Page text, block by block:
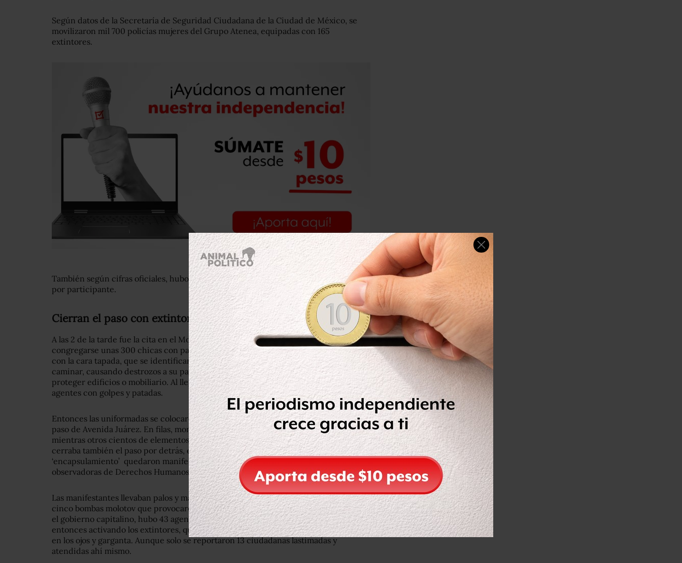
Según datos de la Secretaría de Seguridad Ciudadana de la Ciudad de México, se
movilizaron mil 700 policías mujeres del Grupo Atenea, equipadas con 165
extintores.
También según cifras oficiales, hubo 600 manifestantes, es decir, casi tres agentes
por participante.
Cierran el paso con extintores
A las 2 de la tarde fue la cita en el Monumento a la Revolución, donde llegaron a
congregarse unas 300 chicas con pañuelos verdes, la mayoría vestidas de negro y
con la cara tapada, que se identifican como Bloque Negro. A las 2:40 empezaron a
caminar, causando destrozos a su paso, ante los que policías formaron vallas para
proteger edificios o mobiliario. Al llegar al Caballito, ya habían sido agredidas dos
agentes con golpes y patadas.
Entonces las uniformadas se colocaron antes del cruce con Balderas para cerrar el
paso de Avenida Juárez. En filas, montaron sus escudos para no dejar ningún hueco,
mientras otros cientos de elementos cubrían ambos lados de la calle, y otro grupo
cerraba también el paso por detrás, en la calle de Humboldt. Dentro de ese
‘encapsulamiento’ quedaron manifestantes, encapuchadas, periodistas y
observadoras de Derechos Humanos que formaron escuetas vallas de paz.
Las manifestantes llevaban palos y martillos, tiraron algunos petardos y alrededor de
cinco bombas molotov que provocaron quemaduras a algunas de las policías. Según
el gobierno capitalino, hubo 43 agentes heridas. Las policías empezaron a responder
entonces activando los extintores, que además de apagar el fuego, causan irritación
en los ojos y garganta. Aunque solo se reportaron 13 ciudadanas lastimadas y
atendidas ahí mismo.